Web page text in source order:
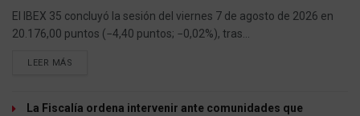
El IBEX 35 concluyó la sesión del viernes 7 de agosto de 2026 en
20.176,00 puntos (−4,40 puntos; −0,02%), tras...
LEER MÁS
La Fiscalía ordena intervenir ante comunidades que